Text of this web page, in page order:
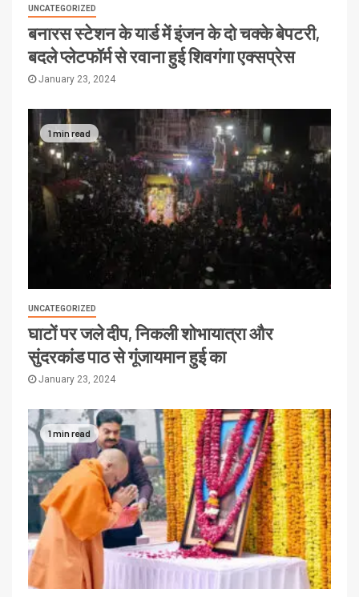
UNCATEGORIZED
बनारस स्टेशन के यार्ड में इंजन के दो चक्के बेपटरी,
बदले प्लेटफॉर्म से रवाना हुई शिवगंगा एक्सप्रेस
January 23, 2024
1 min read
UNCATEGORIZED
घाटों पर जले दीप, निकली शोभायात्रा और
सुंदरकांड पाठ से गूंजायमान हुई का
January 23, 2024
1 min read